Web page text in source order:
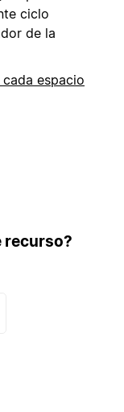
ciclo
de la
espacio
recurso?